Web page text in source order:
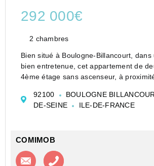
292 000€
2 chambres
Bien situé à Boulogne-Billancourt,
bien entretenue, cet appartement de
4ème étage sans ascenseur, à
confort et agrément.
L'appartement est t...
92100 BOULOGNE
DE-SEINE
ILE-DE-FRANCE
COMIMOB
Contacter l'agence